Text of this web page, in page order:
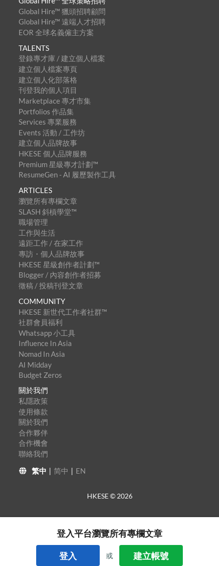
Global Hire™ 獵頭招聘顧問
Global Hire™ 遠端人才招聘
EOR 全球名義僱主方案
TALENTS
登錄專才庫 / 建立個人檔案
建立個人檔案專頁
建立個人化部落格
刊登我的個人項目
Marketplace 專才市集
Portfolios 作品集
Services 專業服務
Events 活動 / 工作坊
建立個人品牌故事
HKESE 個人品牌服務
Premium 星級專才計劃™
ResumeGen - AI 履歷製作工具
ARTICLES
瀏覽所有專欄文章
SLASH 斜槓學堂™
職場管理
工作與生活
遠距工作 / 在家工作
專訪・個人品牌故事
HKESE 星級創作者計劃™
Blogger / 內容創作者招募
徵稿 / 投稿刊登文章
COMMUNITY
HKESE 新世代工作者社群™
社群會員福利
Whatsapp 小工具
Influence In Asia
Nomad In Asia
AI Midday
Budget Zeros
關於我們
私隱政策
使用條款
關於我們
合作夥伴
合作機會
聯絡我們
繁中 | 简中 | EN
HKESE © 2026
登入平台瀏覽所有專欄文章
登入 或 建立帳號